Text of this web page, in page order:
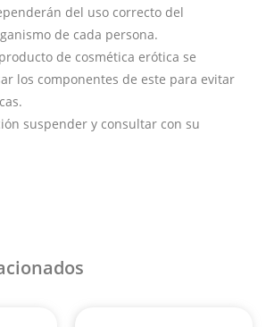
del uso correcto del
de cada persona.
de cosmética erótica se
los componentes de este para evitar
suspender y consultar con su